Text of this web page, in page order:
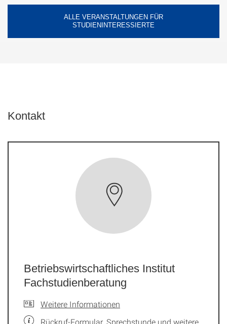
ALLE VERANSTALTUNGEN FÜR
STUDIENINTERESSIERTE
Kontakt
Betriebswirtschaftliches Institut
Fachstudienberatung
Weitere Informationen
Rückruf-Formular, Sprechstunde und weitere